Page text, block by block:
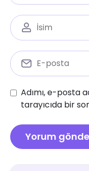
Adımı, e-posta
tarayıcıda bir